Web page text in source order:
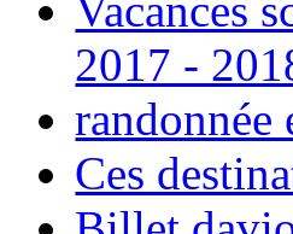
2017 -
randonnée
Ces